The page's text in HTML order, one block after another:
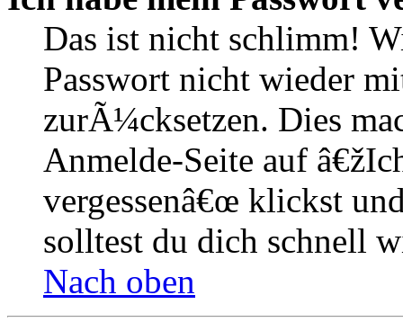
Das ist nicht schlimm!
Passwort nicht wieder
zurÃ¼cksetzen. Dies
Anmelde-Seite auf
vergessenâ€œ klickst
solltest du dich schnell
Nach oben